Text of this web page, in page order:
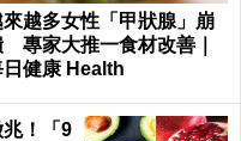
來越多女性「甲狀腺」崩
專家大推一食材改善｜
日健康 Health
！「9